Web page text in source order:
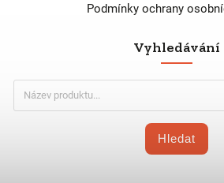
Podmínky ochrany
Vyhledávání
Hledat